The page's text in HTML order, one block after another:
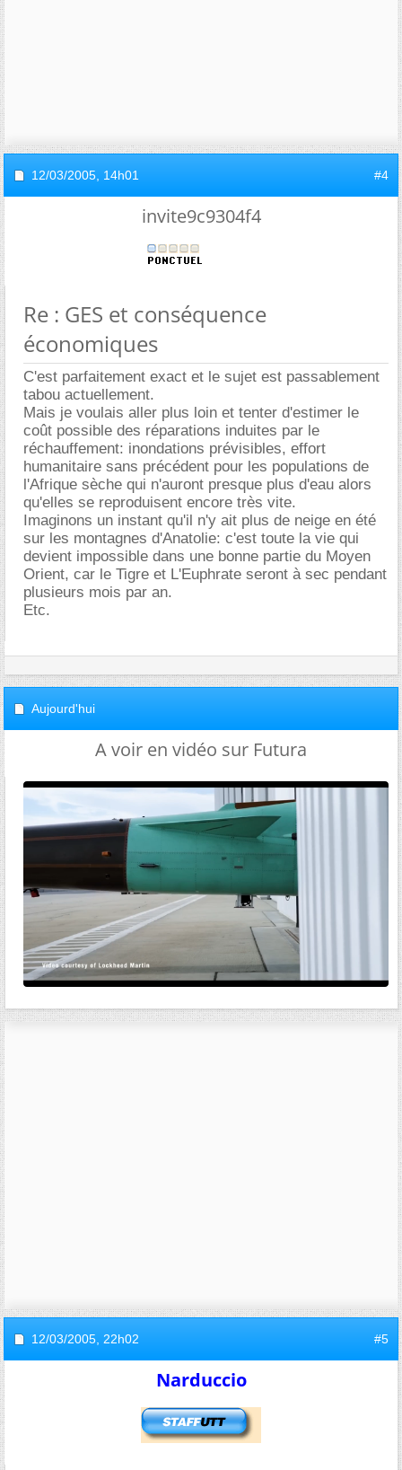
12/03/2005, 14h01 #4
invite9c9304f4
Re : GES et conséquence
économiques
C'est parfaitement exact et le sujet est passablement
tabou actuellement.
Mais je voulais aller plus loin et tenter d'estimer le
coût possible des réparations induites par le
réchauffement: inondations prévisibles, effort
humanitaire sans précédent pour les populations de
l'Afrique sèche qui n'auront presque plus d'eau alors
qu'elles se reproduisent encore très vite.
Imaginons un instant qu'il n'y ait plus de neige en été
sur les montagnes d'Anatolie: c'est toute la vie qui
devient impossible dans une bonne partie du Moyen
Orient, car le Tigre et L'Euphrate seront à sec pendant
plusieurs mois par an.
Etc.
Aujourd'hui
A voir en vidéo sur Futura
12/03/2005, 22h02 #5
Narduccio